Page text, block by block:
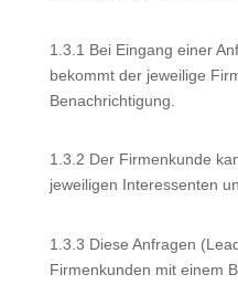
1.3.1 Bei Eingang einer
bekommt der jeweilige
Benachrichtigung.
1.3.2 Der Firmenkunde
jeweiligen Interessenten
1.3.3 Diese Anfragen
Firmenkunden mit einem